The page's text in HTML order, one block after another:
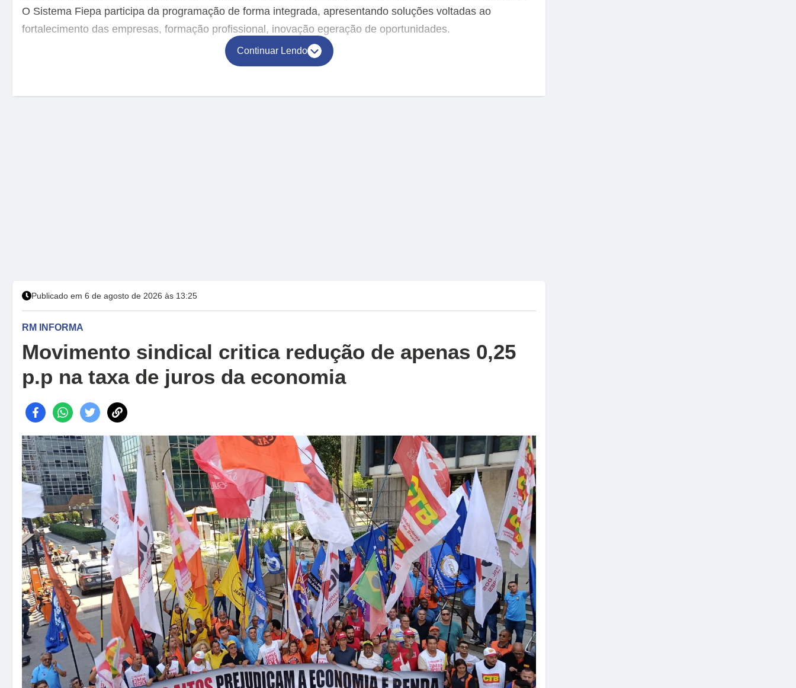
O Sistema Fiepa participa da programação de forma integrada, apresentando soluções voltadas ao
fortalecimento das empresas, formação profissional, inovação egeração de oportunidades.
Continuar Lendo
Publicado em 6 de agosto de 2026 às 13:25
RM INFORMA
Movimento sindical critica redução de apenas 0,25
p.p na taxa de juros da economia